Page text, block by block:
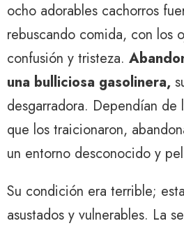
ocho adorables cachorros
rebuscando comida, con los
confusión y tristeza.
una bulliciosa gasolinera,
desgarradora. Dependían de
que los traicionaron,
un entorno desconocido y
Su condición era terrible;
asustados y vulnerables. La